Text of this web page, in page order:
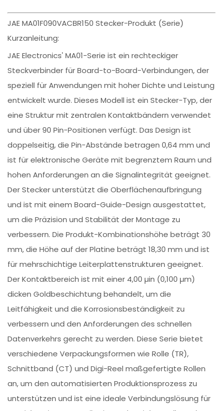
JAE MA01F090VACBR150 Stecker-Produkt (Serie)
Kurzanleitung:
JAE Electronics' MA01-Serie ist ein rechteckiger
Steckverbinder für Board-to-Board-Verbindungen, der
speziell für Anwendungen mit hoher Dichte und Leistung
entwickelt wurde. Dieses Modell ist ein Stecker-Typ, der
eine Struktur mit zentralen Kontaktbändern verwendet
und über 90 Pin-Positionen verfügt. Das Design ist
doppelseitig, die Pin-Abstände betragen 0,64 mm und
ist für elektronische Geräte mit begrenztem Raum und
hohen Anforderungen an die Signalintegrität geeignet.
Der Stecker unterstützt die Oberflächenaufbringung
und ist mit einem Board-Guide-Design ausgestattet,
um die Präzision und Stabilität der Montage zu
verbessern. Die Produkt-Kombinationshöhe beträgt 30
mm, die Höhe auf der Platine beträgt 18,30 mm und ist
für mehrschichtige Leiterplattenstrukturen geeignet.
Der Kontaktbereich ist mit einer 4,00 µin (0,100 µm)
dicken Goldbeschichtung behandelt, um die
Leitfähigkeit und die Korrosionsbeständigkeit zu
verbessern und den Anforderungen des schnellen
Datenverkehrs gerecht zu werden. Diese Serie bietet
verschiedene Verpackungsformen wie Rolle (TR),
Schnittband (CT) und Digi-Reel maßgefertigte Rollen
an, um den automatisierten Produktionsprozess zu
unterstützen und ist eine ideale Verbindungslösung für